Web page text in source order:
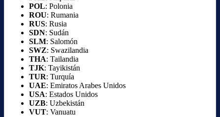
POL: Polonia
ROU: Rumania
RUS: Rusia
SDN: Sudán
SLM: Salomón
SWZ: Swazilandia
THA: Tailandia
TJK: Tayikistán
TUR: Turquía
UAE: Emiratos Arabes Unidos
USA: Estados Unidos
UZB: Uzbekistán
VUT: Vanuatu